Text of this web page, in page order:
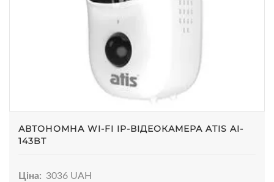
АВТОНОМНА WI-FI IP-ВІДЕОКАМЕРА ATIS AI-
143BT
Ціна: 3036 UAH